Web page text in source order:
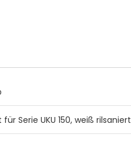
Serie UKU 150, weiß rilsaniert